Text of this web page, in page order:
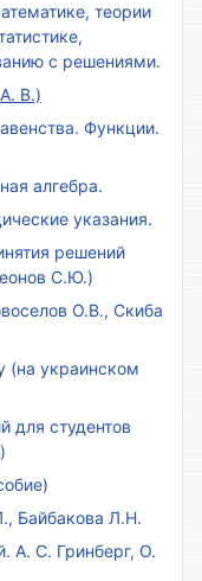
теории
с решениями.
В.)
Функции.
алгебра.
указания.
решений
С.Ю.)
О.В., Скиба
(на украинском
для студентов
Байбакова Л.Н.
А. С. Гринберг, О.